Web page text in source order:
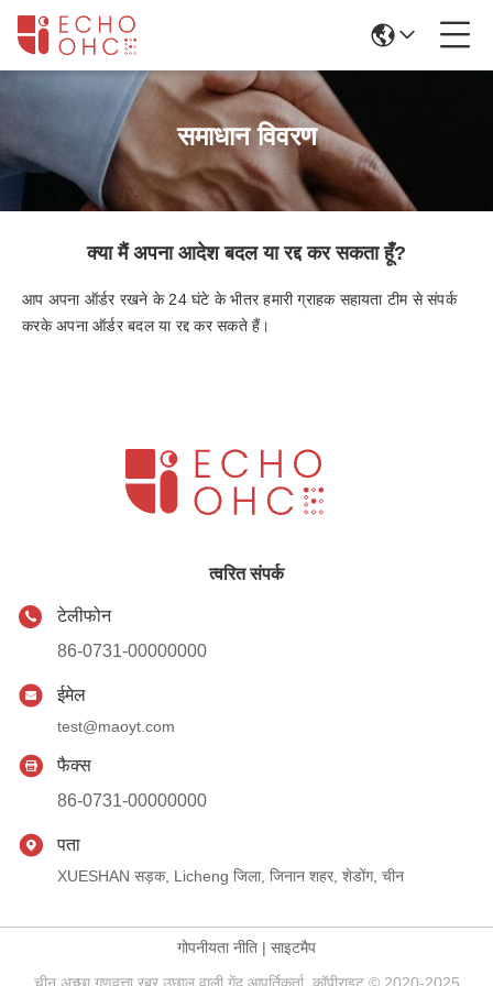
समाधान विवरण
क्या मैं अपना आदेश बदल या रद्द कर सकता हूँ?
आप अपना ऑर्डर रखने के 24 घंटे के भीतर हमारी ग्राहक सहायता टीम से संपर्क
करके अपना ऑर्डर बदल या रद्द कर सकते हैं।
त्वरित संपर्क
टेलीफोन
86-0731-00000000
ईमेल
test@maoyt.com
फैक्स
86-0731-00000000
पता
XUESHAN सड़क, Licheng जिला, जिनान शहर, शेडोंग, चीन
गोपनीयता नीति | साइटमैप